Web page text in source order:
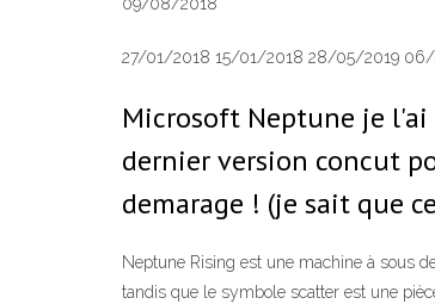
27/01/2018 15/01/2018 28/05/2019
Microsoft Neptune je
dernier version concut
demarage ! (je sait que
Neptune Rising est une machine à sous
tandis que le symbole scatter est une